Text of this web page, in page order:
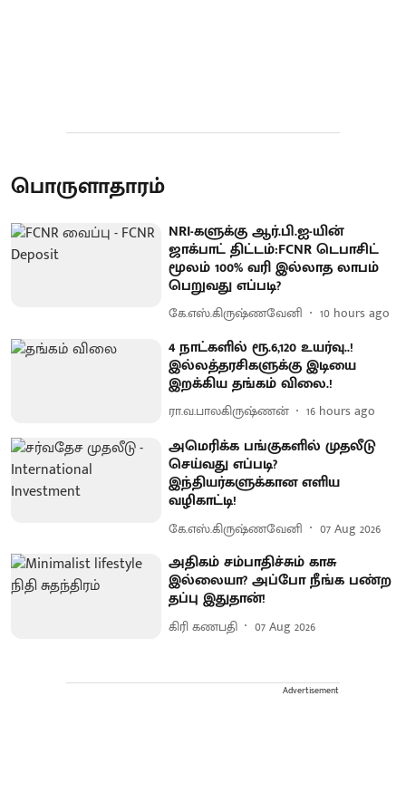
பொருளாதாரம்
NRI-களுக்கு ஆர்.பி.ஐ-யின்
ஜாக்பாட் திட்டம்:FCNR டெபாசிட்
மூலம் 100% வரி இல்லாத லாபம்
பெறுவது எப்படி?
கே.எஸ்.கிருஷ்ணவேனி 10 hours ago
4 நாட்களில் ரூ.6,120 உயர்வு..!
இல்லத்தரசிகளுக்கு இடியை
இறக்கிய தங்கம் விலை.!
ரா.வ.பாலகிருஷ்ணன் 16 hours ago
அமெரிக்க பங்குகளில் முதலீடு
செய்வது எப்படி?
இந்தியர்களுக்கான எளிய
வழிகாட்டி!
கே.எஸ்.கிருஷ்ணவேனி 07 Aug 2026
அதிகம் சம்பாதிச்சும் காசு
இல்லையா? அப்போ நீங்க பண்ற
தப்பு இதுதான்!
கிரி கணபதி 07 Aug 2026
Advertisement